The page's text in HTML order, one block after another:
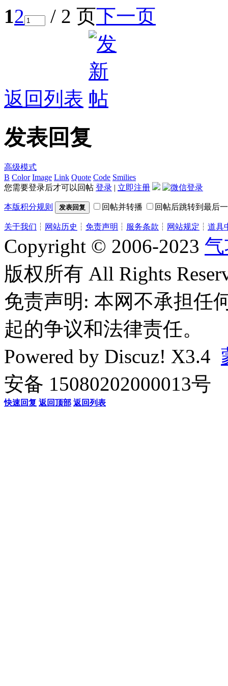
12 / 2 页下一页
返回列表
发表回复
高级模式
B Color Image Link Quote Code Smilies
您需要登录后才可以回帖 登录 | 立即注册
本版积分规则 发表回复 回帖并转播 回帖后跳转到最后
关于我们 ┆ 网站历史 ┆ 免责声明 ┆ 服务条款 ┆ 网站规定 ┆ 道具
Copyright © 2006-2023
版权所有 All Rights
免责声明: 本网不承担任
起的争议和法律责任。
Powered by Discuz! X3.4
安备 15080202000013号
快速回复 返回顶部 返回列表